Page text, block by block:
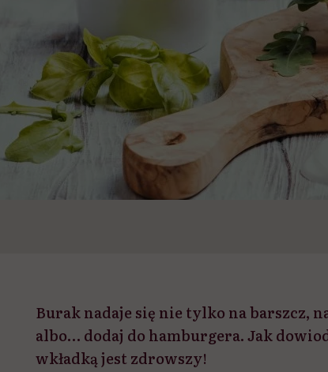
Burak nadaje się nie tylko na barszcz,
albo… dodaj do hamburgera. Jak
wkładką jest zdrowszy!